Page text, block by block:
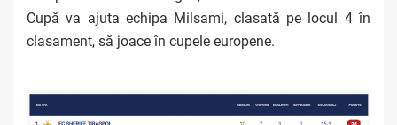
Cupă va ajuta echipa Milsami, clasată pe locul 4 în
clasament, să joace în cupele europene.